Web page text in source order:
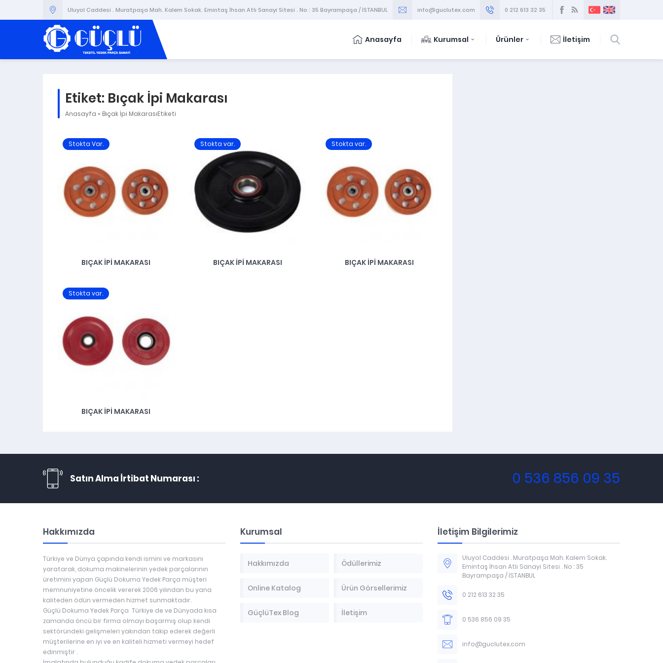
Uluyol Caddesi . Muratpaşa Mah. Kalem Sokak. Emintaş İhsan Atlı Sanayi Sitesi . No : 35 Bayrampaşa / İSTANBUL info@guclutex.com 0 212 613 32 35
Anasayfa Kurumsal Ürünler İletişim
Etiket: Bıçak İpi Makarası
Anasayfa » Bıçak İpi MakarasıEtiketi
Stokta Var.
BIÇAK İPI MAKARASI
Stokta var.
BIÇAK İPI MAKARASI
Stokta var.
BIÇAK İPI MAKARASI
Stokta var.
BIÇAK İPI MAKARASI
Satın Alma İrtibat Numarası : 0 536 856 09 35
Hakkımızda
Türkiye ve Dünya çapında kendi ismini ve markasını
yaratarak, dokuma makinelerinin yedek parçalarının
üretimini yapan Güçlü Dokuma Yedek Parça müşteri
memnuniyetine öncelik vererek 2006 yılından bu yana
kaliteden ödün vermeden hizmet sunmaktadır.
Güçlü Dokuma Yedek Parça Türkiye de ve Dünyada kısa
zamanda öncü bir firma olmayı başarmış olup kendi
sektöründeki gelişmeleri yakından takip ederek değerli
müşterilerine en iyi ve en kaliteli hizmeti vermeyi hedef
edinmiştir .
Kurumsal
Hakkımızda Ödüllerimiz
Online Katalog Ürün Görsellerimiz
GüçlüTex Blog İletişim
İletişim Bilgilerimiz
Uluyol Caddesi . Muratpaşa Mah. Kalem Sokak.
Emintaş İhsan Atlı Sanayi Sitesi . No : 35
Bayrampaşa / İSTANBUL
0 212 613 32 35
0 536 856 09 35
info@guclutex.com